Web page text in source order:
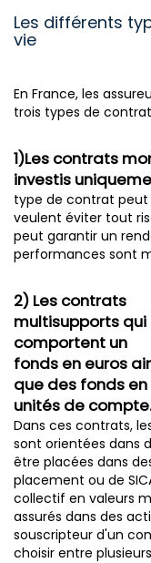
Les différents
vie
En France, les
trois types de
1)Les contrats
investis
type de contrat peut
veulent éviter tout
peut garantir un
performances sont
2) Les contrats
multisupports qui
comportent un
fonds en euros
que des fonds en
unités de compte.
Dans ces contrats,
sont orientées dans
être placées dans
placement ou de
collectif en valeurs
assurés dans des
souscripteur d'un
choisir entre